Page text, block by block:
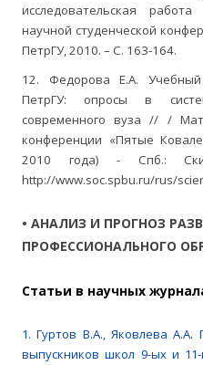
исследовательская
научной студенческой
ПетрГУ, 2010. – C. 163-164.
12. Федорова Е.А. Учебный
ПетрГУ: опросы в
современного вуза // /
конференции «Пятые
2010 года) - Спб.:
http://www.soc.spbu.ru/rus/
• АНАЛИЗ И ПРОГНОЗ
ПРОФЕССИОНАЛЬНОГО
Cтатьи в научных
1. Гуртов В.А., Яковлева А.А.
выпускников школ 9-ых и